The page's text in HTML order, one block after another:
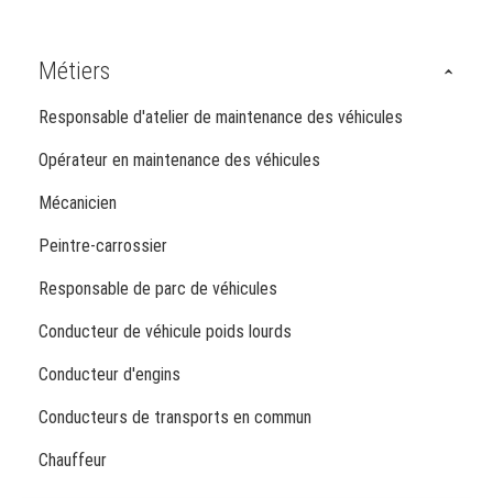
Métiers
Responsable d'atelier de maintenance des véhicules
Opérateur en maintenance des véhicules
Mécanicien
Peintre-carrossier
Responsable de parc de véhicules
Conducteur de véhicule poids lourds
Conducteur d'engins
Conducteurs de transports en commun
Chauffeur